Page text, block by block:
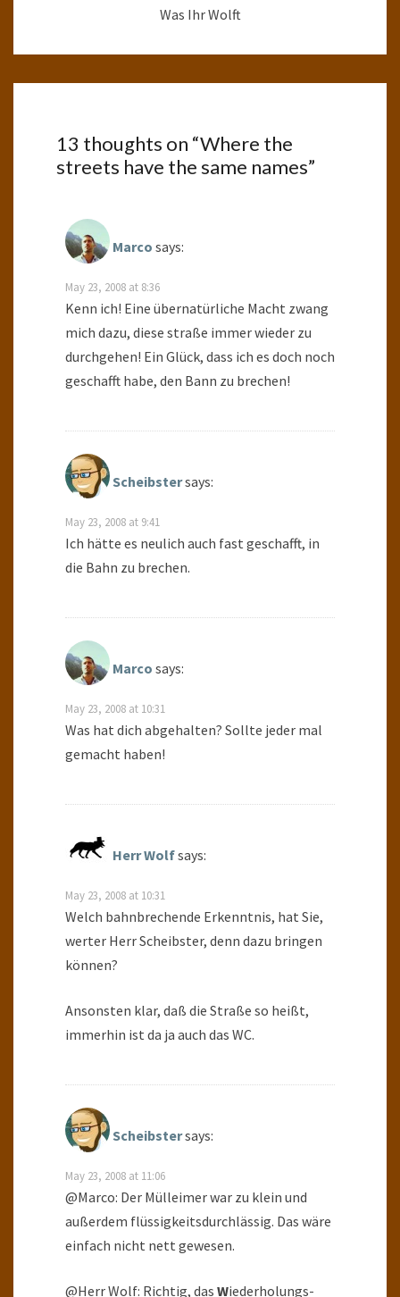
Was Ihr Wolft
13 thoughts on “Where the
streets have the same names”
Marco says:
May 23, 2008 at 8:36
Kenn ich! Eine übernatürliche Macht zwang
mich dazu, diese straße immer wieder zu
durchgehen! Ein Glück, dass ich es doch noch
geschafft habe, den Bann zu brechen!
Scheibstersays:
May 23, 2008 at 9:41
Ich hätte es neulich auch fast geschafft, in
die Bahn zu brechen.
Marco says:
May 23, 2008 at 10:31
Was hat dich abgehalten? Sollte jeder mal
gemacht haben!
Herr Wolfsays:
May 23, 2008 at 10:31
Welch bahnbrechende Erkenntnis, hat Sie,
werter Herr Scheibster, denn dazu bringen
können?
Ansonsten klar, daß die Straße so heißt,
immerhin ist da ja auch das WC.
Scheibstersays:
May 23, 2008 at 11:06
@Marco: Der Mülleimer war zu klein und
außerdem flüssigkeitsdurchlässig. Das wäre
einfach nicht nett gewesen.
@Herr Wolf: Richtig, das Wiederholungs-